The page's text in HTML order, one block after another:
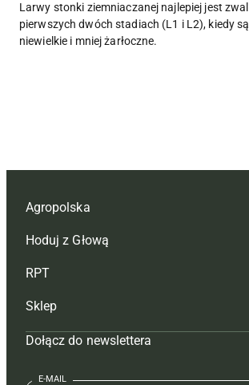
Larwy stonki ziemniaczanej najlepiej jest
pierwszych dwóch stadiach (L1 i L2), kiedy
niewielkie i mniej żarłoczne.
Agropolska
Redakcja
Reklama
Tagi
Mapa serwisu
Kontakt
Hoduj z Głową
Hoduj z głową bydło
Hoduj z głową świnie
Prenumerata
Redakcja
RPT
Redakcja
Prenumerata
Reklama
Sklep
Czasopisma i prenumerata
Książki
Dołącz do newslettera
E-MAIL